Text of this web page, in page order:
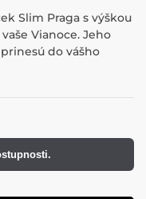
Slim Praga s výškou
Vianoce. Jeho
do vášho